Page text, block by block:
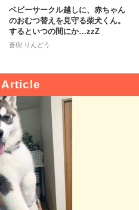
ベビーサークル越しに、赤ちゃん
のおむつ替えを見守る柴犬くん。
するといつの間にか…zzZ
蒼樹 りんどう